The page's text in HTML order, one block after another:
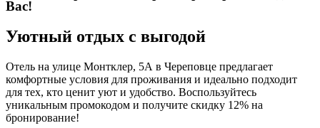
Вас!
Уютный отдых с выгодой
Отель на улице Монтклер, 5А в Череповце предлагает
комфортные условия для проживания и идеально подходит
для тех, кто ценит уют и удобство. Воспользуйтесь
уникальным промокодом и получите скидку 12% на
бронирование!